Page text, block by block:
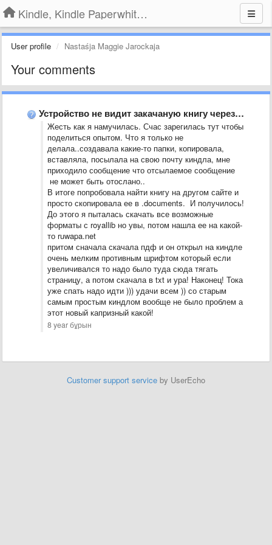
Kindle, Kindle Paperwhite, Kindle Voyage
User profile Nastaśja Maggie Jarockaja
Your comments
Устройство не видит закачаную книгу через USB.
Жесть как я намучилась. Счас зарегилась тут чтобы
поделиться опытом. Что я только не
делала..создавала какие-то папки, копировала,
вставляла, посылала на свою почту киндла, мне
приходило сообщение что отсылаемое сообщение
не может быть отослано..
В итоге попробовала найти книгу на другом сайте и
просто скопировала ее в .documents. И получилось!
До этого я пыталась скачать все возможные
форматы с royallib но увы, потом нашла ее на какой-
то ruwapa.net
притом сначала скачала пдф и он открыл на киндле
очень мелким противным шрифтом который если
увеличивался то надо было туда сюда тягать
страницу, а потом скачала в txt и ура! Наконец! Тока
уже спать надо идти ))) удачи всем )) со старым
самым простым киндлом вообще не было проблем а
этот новый капризный какой!
8 year бұрын
Customer support service by UserEcho